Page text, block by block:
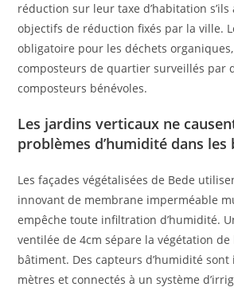
réduction sur leur taxe d’habitation
objectifs de réduction fixés par la ville.
obligatoire pour les déchets organiques,
composteurs de quartier surveillés par
composteurs bénévoles.
Les jardins verticaux ne
problèmes d’humidité dans les
Les façades végétalisées de Bede
innovant de membrane imperméable
empêche toute infiltration d’humidité.
ventilée de 4cm sépare la végétation
bâtiment. Des capteurs d’humidité sont
mètres et connectés à un système